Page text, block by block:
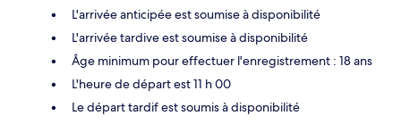
L'arrivée anticipée est soumise à disponibilité
L'arrivée tardive est soumise à disponibilité
Âge minimum pour effectuer l'enregistrement : 18 ans
L'heure de départ est 11 h 00
Le départ tardif est soumis à disponibilité